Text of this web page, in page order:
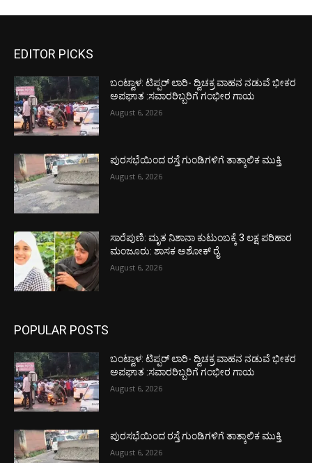
EDITOR PICKS
ಬಂಟ್ವಾಳ: ಟಿಪ್ಪರ್ ಲಾರಿ- ದ್ವಿಚಕ್ರ ವಾಹನ ನಡುವೆ ಭೀಕರ
ಅಪಘಾತ :ಸವಾರರಿಬ್ಬರಿಗೆ ಗಂಭೀರ ಗಾಯ
August 6, 2026
ಪುರಸಭೆಯಿಂದ ರಸ್ತೆ ಗುಂಡಿಗಳಿಗೆ ತಾತ್ಕಾಲಿಕ ಮುಕ್ತಿ
August 6, 2026
ಸಾರೆಪುಣಿ: ಮೃತ ನಿಶಾನಾ ಕುಟುಂಬಕ್ಕೆ 3 ಲಕ್ಷ ಪರಿಹಾರ
ಮಂಜೂರು: ಶಾಸಕ ಅಶೋಕ್ ರೈ
August 6, 2026
POPULAR POSTS
ಬಂಟ್ವಾಳ: ಟಿಪ್ಪರ್ ಲಾರಿ- ದ್ವಿಚಕ್ರ ವಾಹನ ನಡುವೆ ಭೀಕರ
ಅಪಘಾತ :ಸವಾರರಿಬ್ಬರಿಗೆ ಗಂಭೀರ ಗಾಯ
August 6, 2026
ಪುರಸಭೆಯಿಂದ ರಸ್ತೆ ಗುಂಡಿಗಳಿಗೆ ತಾತ್ಕಾಲಿಕ ಮುಕ್ತಿ
August 6, 2026